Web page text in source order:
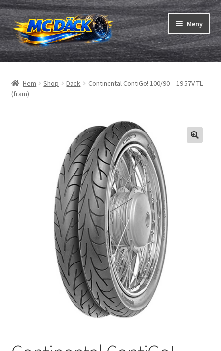
Hoppa
till
navigering
Hoppa
till
innehåll
Meny
Däck
Slangar & fälgband
Hem Shop Däck
Continental ContiGo! 100/90 – 19 57V TL
(fram)